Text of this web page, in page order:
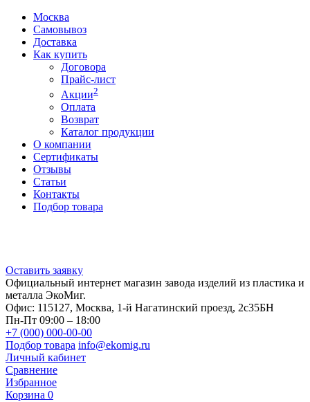
Москва
Самовывоз
Доставка
Как купить
Договора
Прайс-лист
Акции2
Оплата
Возврат
Каталог продукции
О компании
Сертификаты
Отзывы
Статьи
Контакты
Подбор товара
Оставить заявку
Официальный интернет магазин завода изделий из пластика и
металла ЭкоМиг.
Офис: 115127, Москва, 1-й Нагатинский проезд, 2с35БН
Пн-Пт 09:00 – 18:00
+7 (000) 000-00-00
Подбор товара info@ekomig.ru
Личный кабинет
Сравнение
Избранное
Корзина 0